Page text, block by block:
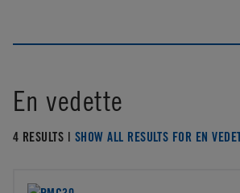
En vedette
4 RESULTS | SHOW ALL RESULTS FOR EN